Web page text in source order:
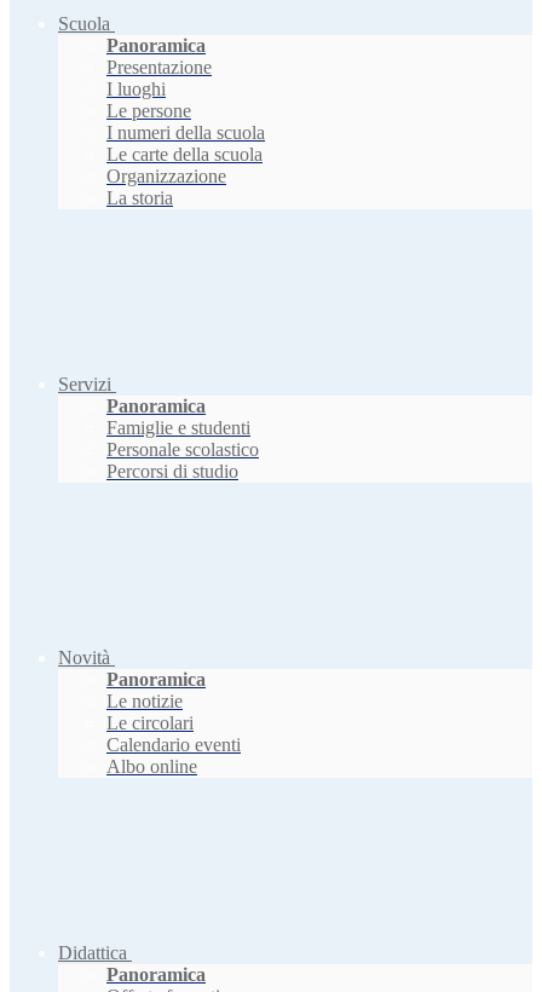
Scuola
Panoramica
Presentazione
I luoghi
Le persone
I numeri della scuola
Le carte della scuola
Organizzazione
La storia
Servizi
Panoramica
Famiglie e studenti
Personale scolastico
Percorsi di studio
Novità
Panoramica
Le notizie
Le circolari
Calendario eventi
Albo online
Didattica
Panoramica